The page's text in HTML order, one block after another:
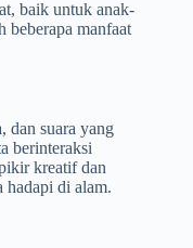
baik untuk anak-
beberapa manfaat
dan suara yang
berinteraksi
kreatif dan
hadapi di alam.